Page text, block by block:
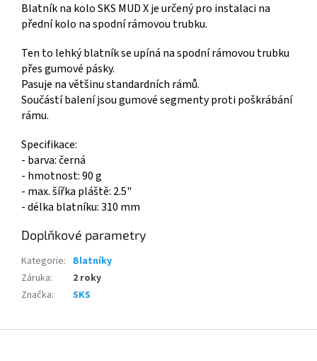
Blatník na kolo SKS MUD X je určený pro instalaci na
přední kolo na spodní rámovou trubku.
Ten to lehký blatník se upíná na spodní rámovou trubku
přes gumové pásky.
Pasuje na většinu standardních rámů.
Součástí balení jsou gumové segmenty proti poškrábání
rámu.
Specifikace:
- barva: černá
- hmotnost: 90 g
- max. šířka pláště: 2.5"
- délka blatníku: 310 mm
Doplňkové parametry
Kategorie: Blatníky
Záruka:
2 roky
Značka: SKS